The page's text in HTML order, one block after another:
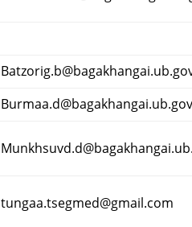
tungaa.tsegmed@gmail.com